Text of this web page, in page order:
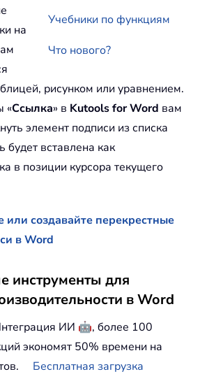
Учебники по функциям
Что нового?
на
рисунком или уравнением.
«Ссылка» в Kutools for Word вам
элемент подписи из списка
будет вставлена как
в позиции курсора текущего
или создавайте перекрестные
в Word
инструменты для
в Word
ИИ 🤖, более 100
экономят 50% времени на
Бесплатная загрузка